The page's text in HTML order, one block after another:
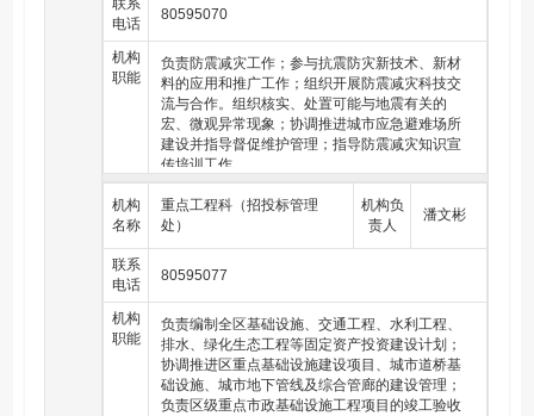
洪水抗御旱灾调度及应急水量调度方案，按程序报批并组
织实施。承担防御洪水应急抢险的技术支撑工作。承担台
风防御期间重要水工程调度工作。
（三十一）组织重大水利科学技术研究和推广。监督水利
行业技术标准、规程规范实施。指导水利信息化和水利行
业对外技术合作与交流工作。
（三十二）负责重大涉水违法事件的查处，协调和仲裁跨
区域的水事矛盾纠纷。负责水利行政许可、水政监察、水
行政执法和普法宣传工作。负责洪水影响评价类、取水许
可及生产建设项目水土保持方案、河道采砂及河道管理范
作。
（三十三）承担区河长制工作领导小组的日常工作。
（三十四）负责编制全区人民防空建设发展中长期规划和
相关应急预案，制定并组织实施全区年度人民防空工作计
划。负责制定全区人民防空宣传、教育计划并督促贯彻实
动车维修、营运车辆综合性能检测、机动车驾驶
环保和信用体系建设工作；指导并监督相关处室
做好辖区内港口经营、港站疏运行业管理工作。
配合上级部门做好境内公路、航道发展规划和建
设协调前期工作。承担区国防动员委员会交通战
备办公室有关工作；负责组织实施民用运力动
员、交通管制和交通运输支前保障行动；负责区
内公共交通管理；负责全区交通运输行业安全生
产的监督管理,承担并指导交通运输行业应急处置
工作，组织协调重点物资运输和紧急运输职责。
联系
电话
80595070
机构
职能
负责防震减灾工作；参与抗震防灾新技术、新材
料的应用和推广工作；组织开展防震减灾科技交
流与合作。组织核实、处置可能与地震有关的
宏、微观异常现象；协调推进城市应急避难场所
建设并指导督促维护管理；指导防震减灾知识宣
传培训工作。
机构
名称
重点工程科（招投标管理
处）
机构负
责人
潘文彬
联系
电话
80595077
机构
职能
负责编制全区基础设施、交通工程、水利工程、
排水、绿化生态工程等固定资产投资建设计划；
协调推进区重点基础设施建设项目、城市道桥基
础设施、城市地下管线及综合管廊的建设管理；
负责区级重点市政基础设施工程项目的竣工验收